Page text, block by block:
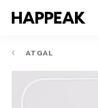
ATGAL